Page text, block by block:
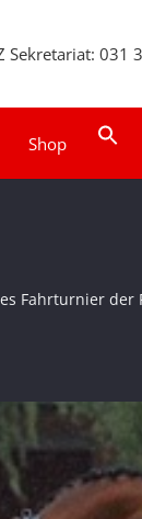
Sekretariat: 031
Shop for:
Fahrturnier der